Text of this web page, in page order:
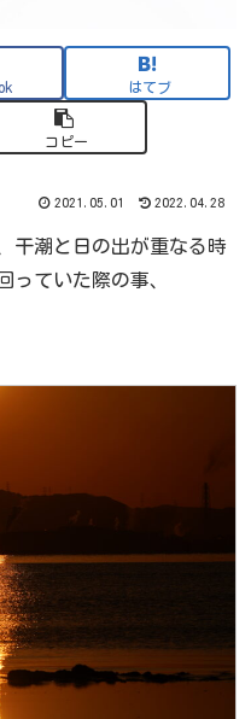
はてブ
コピー
2021.05.01 2022.04.28
干潮と日の出が重なる時
っていた際の事、